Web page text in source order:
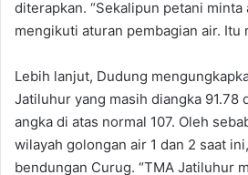
diterapkan. “Sekalipun petani
mengikuti aturan pembagian air. Itu
Lebih lanjut, Dudung
Jatiluhur yang masih diangka 91.78
angka di atas normal 107. Oleh
wilayah golongan air 1 dan 2 saat
bendungan Curug. “TMA Jatiluhur